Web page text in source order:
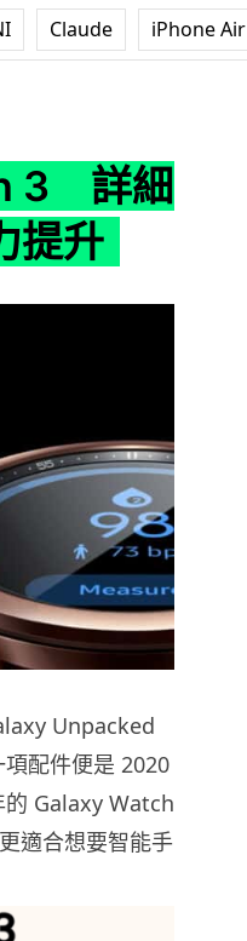
Claude iPhone Air
3 詳細
提升
Unpacked
項配件便是 2020
的 Galaxy Watch
適合想要智能手